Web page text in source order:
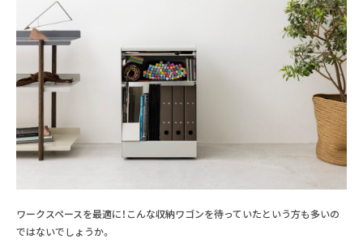
ワークスペースを最適に！こんな収納ワゴンを待っていたという方も多いの
ではないでしょうか。